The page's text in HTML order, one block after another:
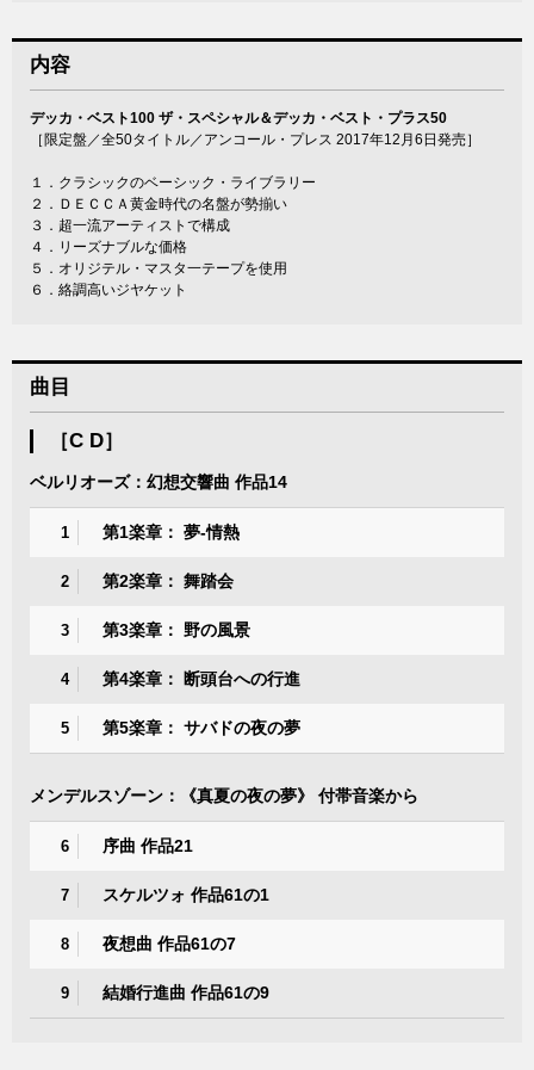
内容
デッカ・ベスト100 ザ・スペシャル＆デッカ・ベスト・プラス50
［限定盤／全50タイトル／アンコール・プレス 2017年12月6日発売］
１．クラシックのベーシック・ライブラリー
２．ＤＥＣＣＡ黄金時代の名盤が勢揃い
３．超一流アーティストで構成
４．リーズナブルな価格
５．オリジテル・マスタ一テープを使用
６．絡調高いジヤケット
曲目
［C D］
ベルリオーズ：幻想交響曲 作品14
1 第1楽章： 夢-情熱
2 第2楽章： 舞踏会
3 第3楽章： 野の風景
4 第4楽章： 断頭台への行進
5 第5楽章： サバドの夜の夢
メンデルスゾーン：《真夏の夜の夢》 付帯音楽から
6 序曲 作品21
7 スケルツォ 作品61の1
8 夜想曲 作品61の7
9 結婚行進曲 作品61の9